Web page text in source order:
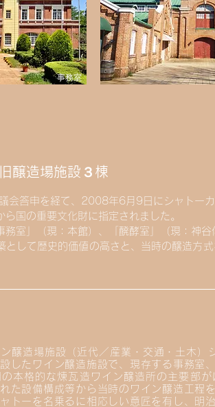
事務室
醸造場施設３棟
会答申を経て、2008年6月9日にシャトー
ら国の重要文化財に指定されました。
務室」（現：本館）、「醗酵室」（現：神
として歴史的価値の高さと、当時の醸造方
醸造場施設（近代／産業・交通・土木
したワイン醸造施設で、現存する事務
本格的な煉瓦造ワイン醸造所の主要部
た設備構成等から当時のワイン醸造工程
トーを名乗るに相応しい意匠を有し、明